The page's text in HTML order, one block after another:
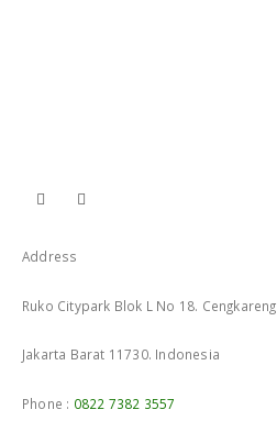
Address
Ruko Citypark Blok L No 18. Cengkareng
Jakarta Barat 11730. Indonesia
Phone : 0822 7382 3557